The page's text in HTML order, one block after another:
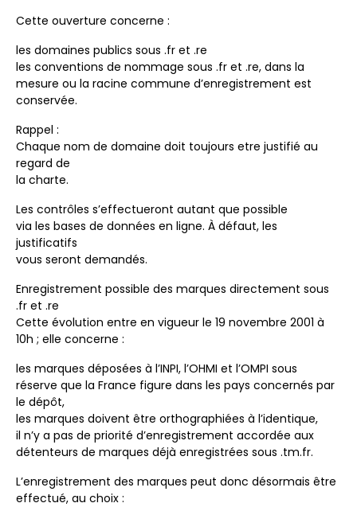
Cette ouverture concerne :
les domaines publics sous .fr et .re
les conventions de nommage sous .fr et .re, dans la
mesure ou la racine commune d’enregistrement est
conservée.
Rappel :
Chaque nom de domaine doit toujours etre justifié au
regard de
la charte.
Les contrôles s’effectueront autant que possible
via les bases de données en ligne. À défaut, les
justificatifs
vous seront demandés.
Enregistrement possible des marques directement sous
.fr et .re
Cette évolution entre en vigueur le 19 novembre 2001 à
10h ; elle concerne :
les marques déposées à l’INPI, l’OHMI et l’OMPI sous
réserve que la France figure dans les pays concernés par
le dépôt,
les marques doivent être orthographiées à l’identique,
il n’y a pas de priorité d’enregistrement accordée aux
détenteurs de marques déjà enregistrées sous .tm.fr.
L’enregistrement des marques peut donc désormais être
effectué, au choix :